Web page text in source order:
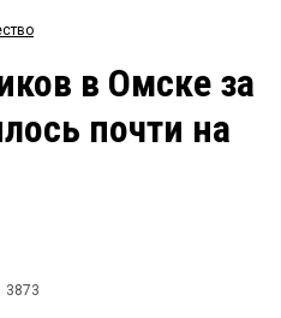
Рейтинги
Блоги
в Омске за
почти на
3873